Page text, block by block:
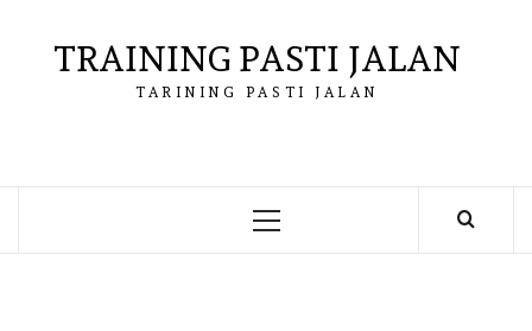
contentTRAINING PASTI JALAN
TARINING PASTI JALAN
Primary